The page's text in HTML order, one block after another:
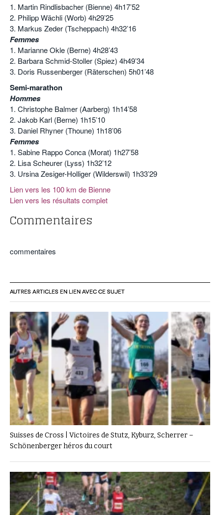
1. Martin Rindlisbacher (Bienne) 4h17’52
2. Philipp Wächli (Worb) 4h29’25
3. Markus Zeder (Tscheppach) 4h32’16
Femmes
1. Marianne Okle (Berne) 4h28’43
2. Barbara Schmid-Stoller (Spiez) 4h49’34
3. Doris Russenberger (Räterschen) 5h01’48
Semi-marathon
Hommes
1. Christophe Balmer (Aarberg) 1h14’58
2. Jakob Karl (Berne) 1h15’10
3. Daniel Rhyner (Thoune) 1h18’06
Femmes
1. Sabine Rappo Conca (Morat) 1h27’58
2. Lisa Scheurer (Lyss) 1h32’12
3. Ursina Zesiger-Holliger (Wilderswil) 1h33’29
Lien vers les 100 km de Bienne
Lien vers les résultats complet
Commentaires
commentaires
AUTRES ARTICLES EN LIEN AVEC CE SUJET
Suisses de Cross | Victoires de Stutz, Kyburz, Scherrer –
Schönenberger héros du court